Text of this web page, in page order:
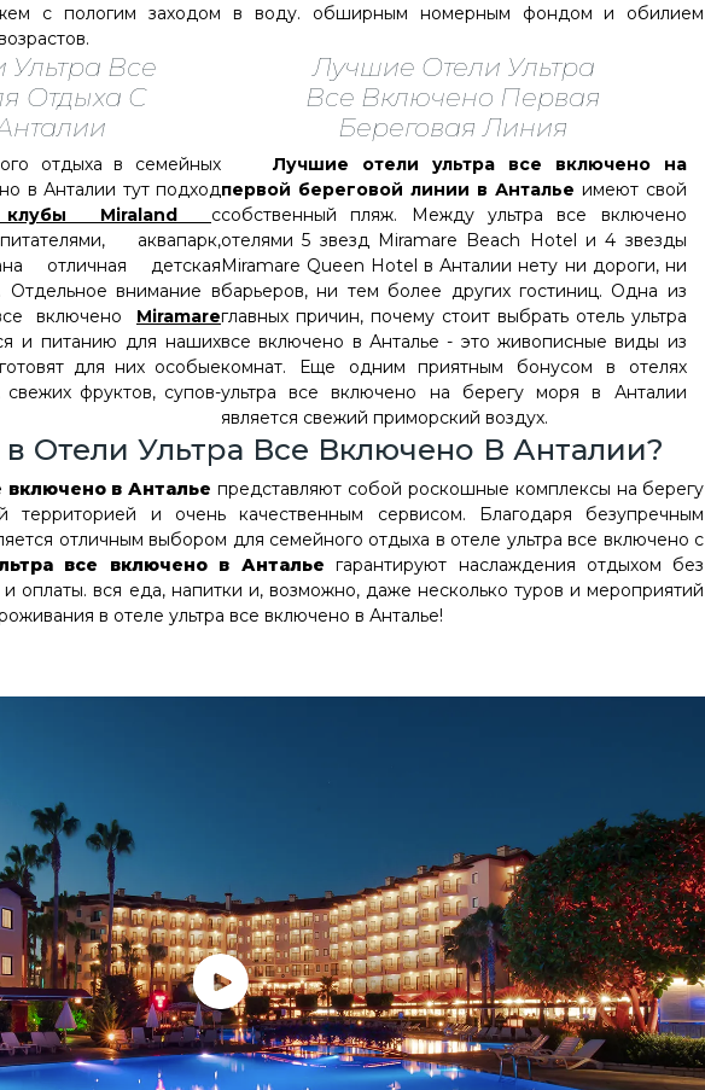
с пологим заходом в воду. обширным номерным фондом и обилием
Все
Отдыха С
отдыха в семейных
в Анталии тут подход
клубы Miraland с
аквапарк,
отличная детская
Отдельное внимание в
включено Miramare
и питанию для наших
для них особые
фруктов, супов-
Лучшие Отели Ультра
Все Включено Первая
Береговая Линия
Лучшие отели ультра все включено на
первой береговой линии в Анталье имеют свой
собственный пляж. Между ультра все включено
отелями 5 звезд Miramare Beach Hotel и 4 звезды
Miramare Queen Hotel в Анталии нету ни дороги, ни
барьеров, ни тем более других гостиниц. Одна из
главных причин, почему стоит выбрать отель ультра
все включено в Анталье - это живописные виды из
комнат. Еще одним приятным бонусом в отелях
ультра все включено на берегу моря в Анталии
является свежий приморский воздух.
Отели Ультра Все Включено В Анталии?
включено в Антальепредставляют собой роскошные комплексы на берегу
и очень качественным сервисом. Благодаря безупречным
отличным выбором для семейного отдыха в отеле ультра все включено с
все включено в Антальегарантируют наслаждения отдыхом без
и оплаты. вся еда, напитки и, возможно, даже несколько туров и мероприятий
в отеле ультра все включено в Анталье!